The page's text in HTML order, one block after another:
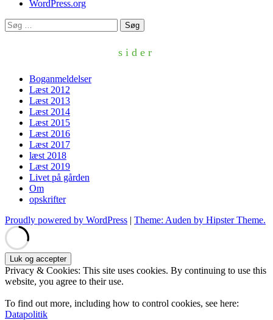
WordPress.org
Søg
efter:
sider
Boganmeldelser
Læst 2012
Læst 2013
Læst 2014
Læst 2015
Læst 2016
Læst 2017
læst 2018
Læst 2019
Livet på gården
Om
opskrifter
Proudly powered by WordPress | Theme: Auden by Hipster Theme.
Privacy & Cookies: This site uses cookies. By continuing to use this
website, you agree to their use.
To find out more, including how to control cookies, see here:
Datapolitik